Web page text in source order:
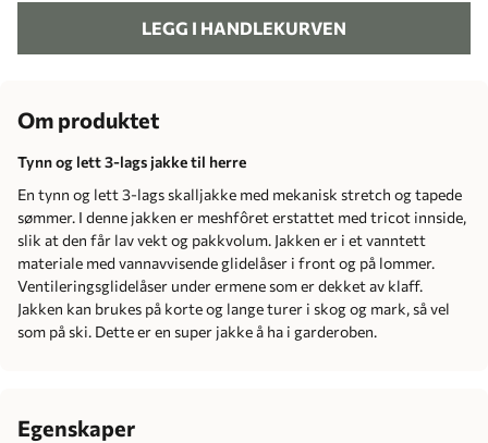
LEGG I HANDLEKURVEN
Om produktet
Tynn og lett 3-lags jakke til herre
En tynn og lett 3-lags skalljakke med mekanisk stretch og tapede
sømmer. I denne jakken er meshfôret erstattet med tricot innside,
slik at den får lav vekt og pakkvolum. Jakken er i et vanntett
materiale med vannavvisende glidelåser i front og på lommer.
Ventileringsglidelåser under ermene som er dekket av klaff.
Jakken kan brukes på korte og lange turer i skog og mark, så vel
som på ski. Dette er en super jakke å ha i garderoben.
Egenskaper